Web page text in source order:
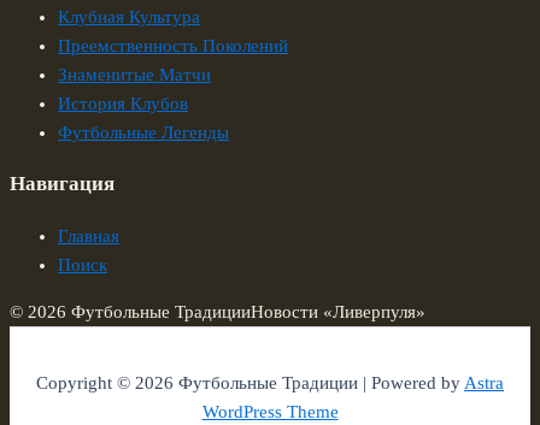
Клубная Культура
Преемственность Поколений
Знаменитые Матчи
История Клубов
Футбольные Легенды
Навигация
Главная
Поиск
© 2026 Футбольные ТрадицииНовости «Ливерпуля»
Copyright © 2026 Футбольные Традиции | Powered byAstra
WordPress Theme